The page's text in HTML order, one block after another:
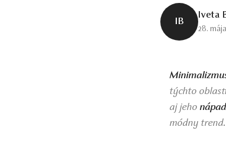
IB
Iveta
28.
týchto
aj jeho
módny